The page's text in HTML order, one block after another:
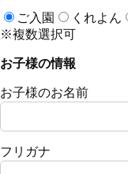
ご入園 くれよん
※複数選択可
お子様の情報
お子様のお名前
フリガナ